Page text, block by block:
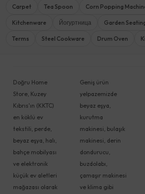
Carpet Tea Spoon Corn Popping
Kitchenware Йогуртница Garden
Terms Steel Cookware Drum Oven
Doğru Home
Store, Kuzey
Kıbrıs'ın (KKTC)
en köklü ev
tekstili, perde,
beyaz eşya, halı,
bahçe mobilyası
ve elektronik
küçük ev aletleri
mağazası olarak
Geniş ürün
yelpazemizde
beyaz eşya,
kurutma
makinesi, bulaşık
makinesi, derin
dondurucu,
buzdolabı,
çamaşır makinesi
ve klima gibi